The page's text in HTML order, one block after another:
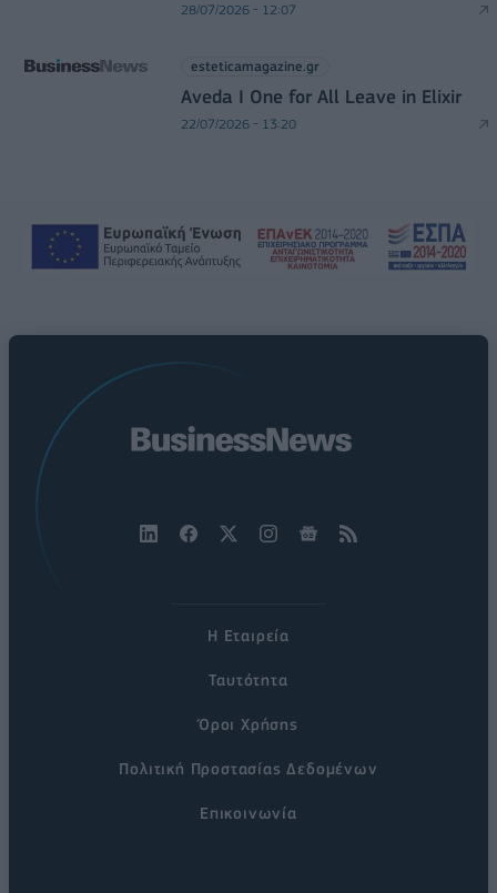
28/07/2026 - 12:07
esteticamagazine.gr
Aveda I One for All Leave in Elixir
22/07/2026 - 13:20
Η Εταιρεία
Ταυτότητα
Όροι Χρήσης
Πολιτική Προστασίας Δεδομένων
Επικοινωνία